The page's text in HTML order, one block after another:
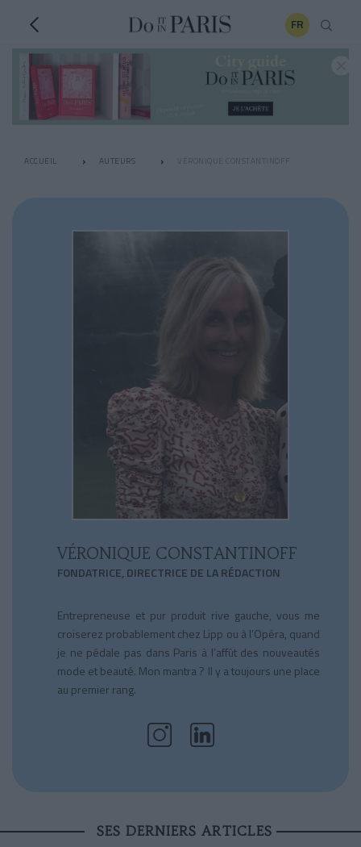
FR
ACCUEIL AUTEURS VÉRONIQUE CONSTANTINOFF
VÉRONIQUE CONSTANTINOFF
FONDATRICE, DIRECTRICE DE LA RÉDACTION
Entrepreneuse et pur produit rive gauche, vous me
croiserez probablement chez Lipp ou à l’Opéra, quand
je ne pédale pas dans Paris à l’affût des nouveautés
mode et beauté. Mon mantra ? Il y a toujours une place
au premier rang.
SES DERNIERS ARTICLES